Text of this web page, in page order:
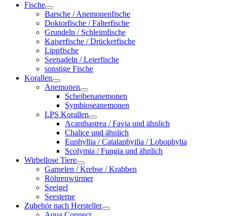
Fische
Barsche / Anemonenfische
Doktorfische / Falterfische
Grundeln / Schleimfische
Kaiserfische / Drückerfische
Lippfische
Seenadeln / Leierfische
sonstige Fische
Korallen
Anemonen
Scheibenanemonen
Symbioseanemonen
LPS Korallen
Acanthastrea / Favia und ähnlich
Chalice und ähnlich
Euphyllia / Catalaphyilia / Lobophylia
Scolymia / Fungia und ähnlich
Wirbellose Tiere
Garnelen / Krebse / Krabben
Röhrenwürmer
Seeigel
Seesterne
Zubehör nach Hersteller